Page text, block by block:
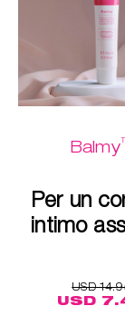
Balmy
Per un
intimo
USD
USD